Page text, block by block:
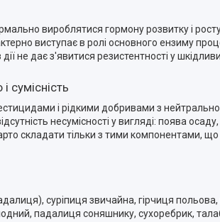
вироблятися гормону розвитку і
виступає в ролі основного ензиму
не дає з'явитися резистентності у
сумісність
і рідкими добривами з
несумісності у вигляді: поява
складати тільки з тими компонентами,
суріпиця звичайна, гірчиця
падалиця соняшнику, сухоребрик,